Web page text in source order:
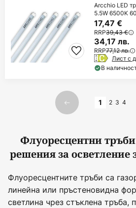
Arcchio LED
5.5W 6500K
17,47 €
RRP39,43 €
34,17 лв.
RRP77,12 лв.
Лист с
В
Предишна
1 2 3 4
Флуоресцентни
решения за осветление
Флуоресцентните тръби са
линейна или пръстеновидна
светлина чрез стъклена тръба,